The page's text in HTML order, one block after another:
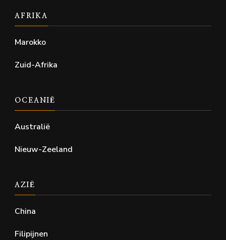
AFRIKA
Marokko
Zuid-Afrika
OCEANIË
Australië
Nieuw-Zeeland
AZIË
China
Filipijnen